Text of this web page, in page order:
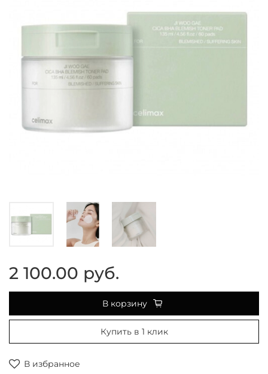
В избранное
2 100.00 руб.
В корзину
Купить в 1 клик